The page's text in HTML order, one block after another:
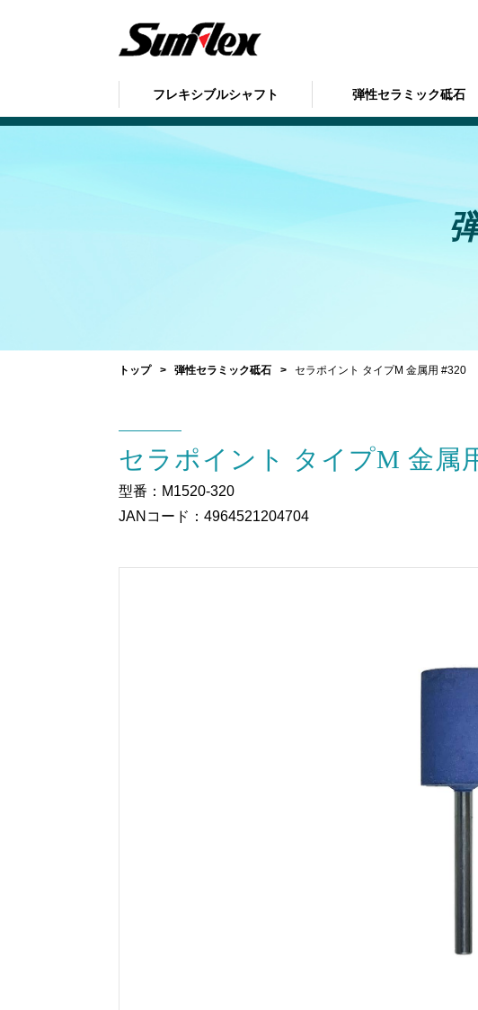
フレキシブルシャフト 弾性セラミック砥石
トップ 弾性セラミック砥石 セラポイント タイプM 金属用 #320
セラポイント タイプM 金属
型番：M1520-320
JANコード：4964521204704